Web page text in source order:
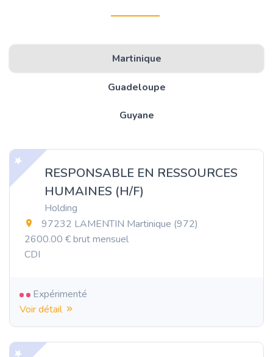
Martinique
Guadeloupe
Guyane
RESPONSABLE EN RESSOURCES
HUMAINES (H/F)
Holding
97232 LAMENTIN Martinique (972)
2600.00 € brut mensuel
CDI
Expérimenté
Voir détail